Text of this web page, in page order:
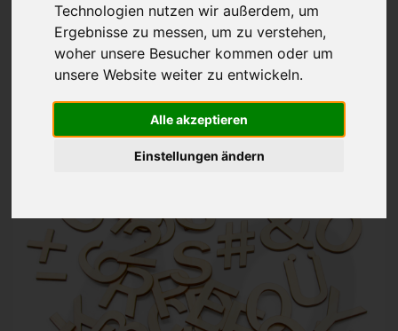
Technologien nutzen wir außerdem, um
Ergebnisse zu messen, um zu verstehen,
woher unsere Besucher kommen oder um
unsere Website weiter zu entwickeln.
Alle akzeptieren
Einstellungen ändern
Buchstaben Zahlen
Schriftzeichen
Holz natur4 cm
ab 1,00€